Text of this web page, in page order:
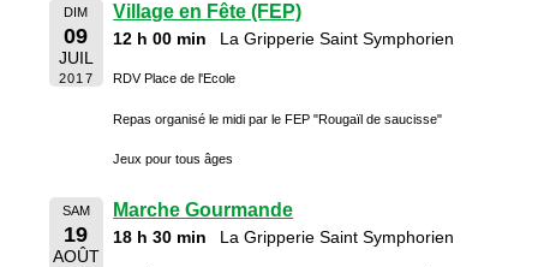
DIM
09
JUIL
2017
Village en Fête (FEP)
12 h 00 min La Gripperie Saint Symphorien
RDV Place de l'Ecole
Repas organisé le midi par le FEP "Rougaïl de saucisse"
Jeux pour tous âges
SAM
19
AOÛT
Marche Gourmande
18 h 30 min La Gripperie Saint Symphorien